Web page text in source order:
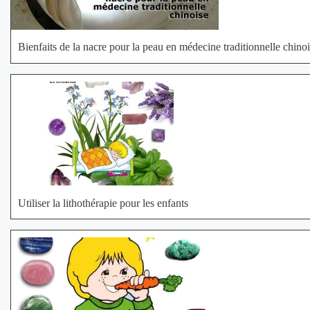
Bienfaits de la nacre pour la peau en médecine traditionnelle
Utiliser la lithothérapie pour les enfants